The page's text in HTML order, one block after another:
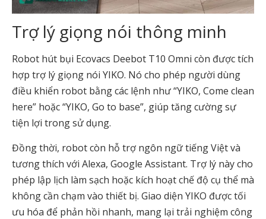
Trợ lý giọng nói thông minh
Robot hút bụi Ecovacs Deebot T10 Omni còn được tích
hợp trợ lý giọng nói YIKO. Nó cho phép người dùng
điều khiển robot bằng các lệnh như “YIKO, Come clean
here” hoặc “YIKO, Go to base”, giúp tăng cường sự
tiện lợi trong sử dụng.
Đồng thời, robot còn hỗ trợ ngôn ngữ tiếng Việt và
tương thích với Alexa, Google Assistant. Trợ lý này cho
phép lập lịch làm sạch hoặc kích hoạt chế độ cụ thể mà
không cần chạm vào thiết bị. Giao diện YIKO được tối
ưu hóa để phản hồi nhanh, mang lại trải nghiệm công